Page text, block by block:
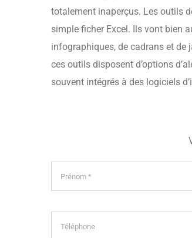
totalement inaperçus. Les outils
simple ficher Excel. Ils vont bien
infographiques, de cadrans et de
ces outils disposent d’options
souvent intégrés à des logiciels